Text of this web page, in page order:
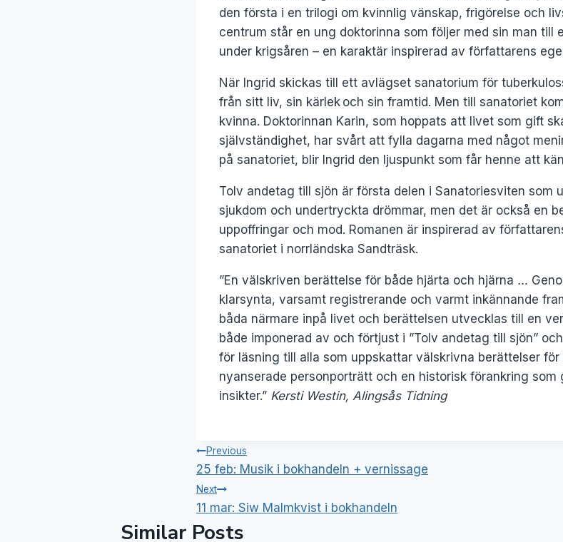
den första i en trilogi om kvinnlig vänskap, frigörelse och
centrum står en ung doktorinna som följer med sin man till
under krigsåren – en karaktär inspirerad av författarens
När Ingrid skickas till ett avlägset sanatorium för
från sitt liv, sin kärlek och sin framtid. Men till sanatoriet
kvinna. Doktorinnan Karin, som hoppats att livet som gift
självständighet, har svårt att fylla dagarna med något
på sanatoriet, blir Ingrid den ljuspunkt som får henne att
Tolv andetag till sjön är första delen i Sanatoriesviten som
sjukdom och undertryckta drömmar, men det är också en
uppoffringar och mod. Romanen är inspirerad av
sanatoriet i norrländska Sandträsk.
”En välskriven berättelse för både hjärta och hjärna …
klarsynta, varsamt registrerande och varmt inkännande
båda närmare inpå livet och berättelsen utvecklas till en
både imponerad av och förtjust i ”Tolv andetag till sjön”
för läsning till alla som uppskattar välskrivna berättelser
nyanserade personporträtt och en historisk förankring som
insikter.” Kersti Westin, Alingsås Tidning
Inläggsnavigering
Previous
25 feb: Musik i bokhandeln + vernissage
Next
11 mar: Siw Malmkvist i bokhandeln
Similar Posts